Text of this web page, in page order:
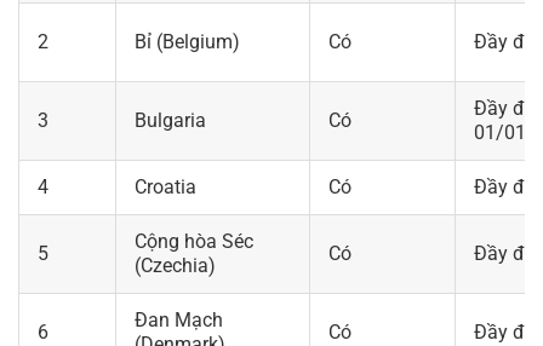
2 Bỉ (Belgium) Có Đầy đủ
3 Bulgaria Có
Đầy đủ
01/01/
4 Croatia Có Đầy đủ
5
Cộng hòa Séc
(Czechia)
Có Đầy đủ
6
Đan Mạch
Có Đầy đủ